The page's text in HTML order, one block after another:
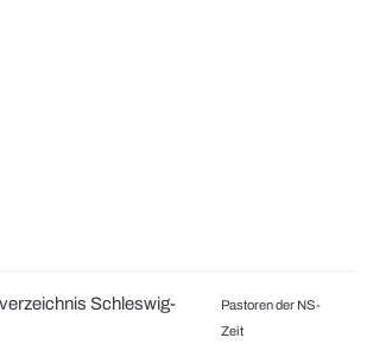
Schleswig-
Pastoren der NS-
Zeit